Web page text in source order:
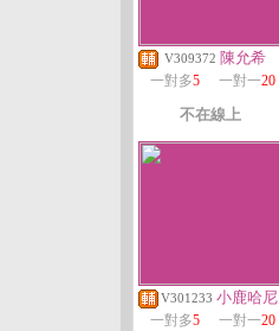
V309372 陳允希
一對多5 一對一20
不在線上
V301233 小鹿哈尼
一對多5 一對一20